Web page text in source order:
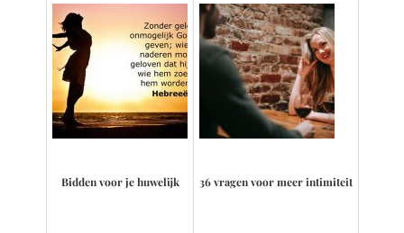
Bidden voor je huwelijk 36 vragen voor meer intimiteit